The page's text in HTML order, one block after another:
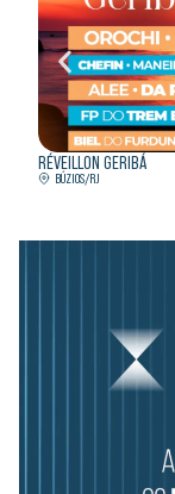
RÉVEILLON GERIBÁ
BÚZIOS/RJ